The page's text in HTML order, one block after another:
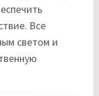
Все
светом и